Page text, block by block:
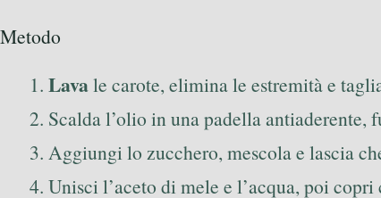
Metodo
Lavale carote, elimina le estremità e
Scalda l’olio in una padella antiaderente,
Aggiungi lo zucchero, mescola e lascia
Unisci l’aceto di mele e l’acqua, poi